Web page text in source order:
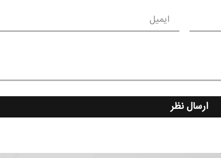
ایمیل
ارسال نظر